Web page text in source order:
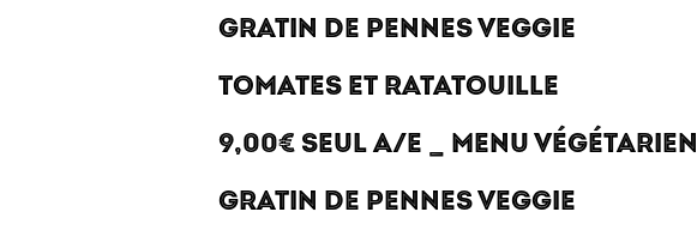
GRATIN DE PENNES VEGGIE
TOMATES ET RATATOUILLE
9,00€ SEUL A/E _ MENU VÉGÉTARIEN
GRATIN DE PENNES VEGGIE